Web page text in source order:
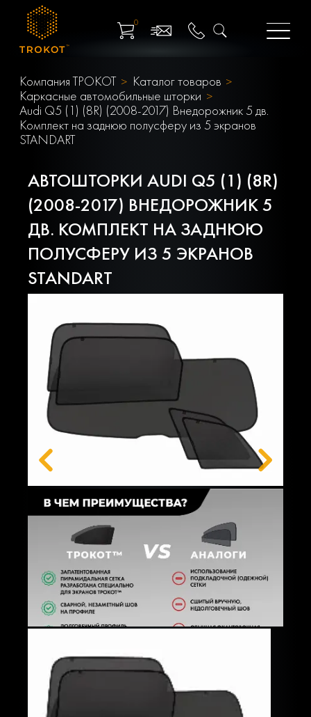
0
Компания ТРОКОТ
Каталог товаров
Каркасные автомобильные шторки
Audi Q5 (1) (8R) (2008-2017) Внедорожник 5 дв.
Комплект на заднюю полусферу из 5 экранов
STANDART
АВТОШТОРКИ AUDI Q5 (1) (8R)
(2008-2017) ВНЕДОРОЖНИК 5
ДВ. КОМПЛЕКТ НА ЗАДНЮЮ
ПОЛУСФЕРУ ИЗ 5 ЭКРАНОВ
STANDART